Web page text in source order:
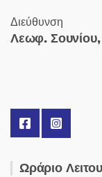
Διεύθυνση
Λεωφ.
Ωράριο